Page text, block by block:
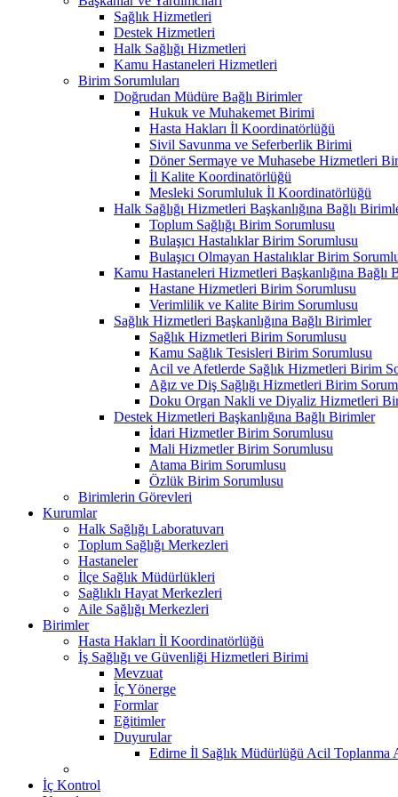
Sağlık Hizmetleri
Destek Hizmetleri
Halk Sağlığı Hizmetleri
Kamu Hastaneleri Hizmetleri
Birim Sorumluları
Doğrudan Müdüre Bağlı Birimler
Hukuk ve Muhakemet Birimi
Hasta Hakları İl Koordinatörlüğü
Sivil Savunma ve Seferberlik Birimi
Döner Sermaye ve Muhasebe Hizmetleri
İl Kalite Koordinatörlüğü
Mesleki Sorumluluk İl Koordinatörlüğü
Halk Sağlığı Hizmetleri Başkanlığına Bağlı
Toplum Sağlığı Birim Sorumlusu
Bulaşıcı Hastalıklar Birim Sorumlusu
Bulaşıcı Olmayan Hastalıklar Birim
Kamu Hastaneleri Hizmetleri Başkanlığına Bağlı
Hastane Hizmetleri Birim Sorumlusu
Verimlilik ve Kalite Birim Sorumlusu
Sağlık Hizmetleri Başkanlığına Bağlı Birimler
Sağlık Hizmetleri Birim Sorumlusu
Kamu Sağlık Tesisleri Birim Sorumlusu
Acil ve Afetlerde Sağlık Hizmetleri Birim
Ağız ve Diş Sağlığı Hizmetleri Birim
Doku Organ Nakli ve Diyaliz Hizmetleri
Destek Hizmetleri Başkanlığına Bağlı Birimler
İdari Hizmetler Birim Sorumlusu
Mali Hizmetler Birim Sorumlusu
Atama Birim Sorumlusu
Özlük Birim Sorumlusu
Birimlerin Görevleri
Kurumlar
Halk Sağlığı Laboratuvarı
Toplum Sağlığı Merkezleri
Hastaneler
İlçe Sağlık Müdürlükleri
Sağlıklı Hayat Merkezleri
Aile Sağlığı Merkezleri
Birimler
Hasta Hakları İl Koordinatörlüğü
İş Sağlığı ve Güvenliği Hizmetleri Birimi
Mevzuat
İç Yönerge
Formlar
Eğitimler
Duyurular
Edirne İl Sağlık Müdürlüğü Acil Toplanma
İç Kontrol